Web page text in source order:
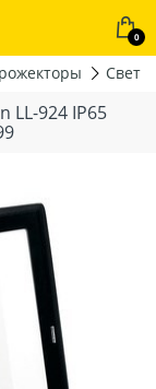
0
LL-924 IP65